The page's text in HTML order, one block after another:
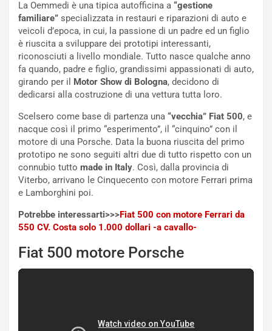
La Oemmedi è una tipica autofficina a “gestione
familiare” specializzata in restauri e riparazioni di auto e
veicoli d’epoca, in cui, la passione di un padre ed un figlio
è riuscita a sviluppare dei prototipi interessanti,
riconosciuti a livello mondiale. Tutto nasce qualche anno
fa quando, padre e figlio, grandissimi appassionati di auto,
girando per il Motor Show di Bologna, decidono di
dedicarsi alla costruzione di una vettura tutta loro.
Scelsero come base di partenza una “vecchia” Fiat 500, e
nacque così il primo “esperimento”, il “cinquino” con il
motore di una Porsche. Data la buona riuscita del primo
prototipo ne sono seguiti altri due di tutto rispetto con un
connubio tutto made in Italy. Così, dalla provincia di
Viterbo, arrivano le Cinquecento con motore Ferrari prima
e Lamborghini poi.
Potrebbe interessarti>>>Fiat 500 con motore Ferrari da
550 CV. Costa solo 1.000 dollari -a cavallo-
Fiat 500 motore Porsche
NOTIZIE
N
s
s
a
n
Q
a
s
h
q
a